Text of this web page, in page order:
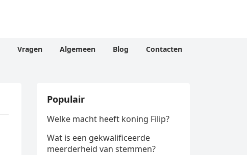
Vragen Algemeen Blog Contacten
Populair
Welke macht heeft koning Filip?
Wat is een gekwalificeerde
meerderheid van stemmen?